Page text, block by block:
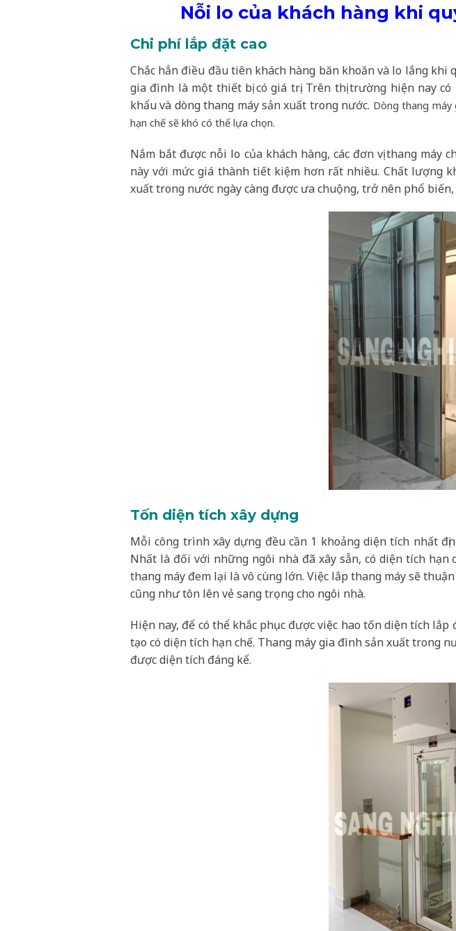
Nỗi lo của khách hàng khi
Chi phí lắp đặt cao
Chắc hẳn điều đầu tiên khách hàng băn khoăn và lo lắng
gia đình là một thiết bị có giá trị. Trên thị trường hiện nay
khẩu và dòng thang máy sản xuất trong nước. Dòng thang máy
hạn chế sẽ khó có thể lựa chọn.
Nắm bắt được nỗi lo của khách hàng, các đơn vị thang máy
này với mức giá thành tiết kiệm hơn rất nhiều. Chất lượng
xuất trong nước ngày càng được ưa chuộng, trở nên phổ
Tốn diện tích xây dựng
Mỗi công trình xây dựng đều cần 1 khoảng diện tích nhất
Nhất là đối với những ngôi nhà đã xây sẵn, có diện tích
thang máy đem lại là vô cùng lớn. Việc lắp thang máy sẽ
cũng như tôn lên vẻ sang trọng cho ngôi nhà.
Hiện nay, để có thể khắc phục được việc hao tốn diện tích
tạo có diện tích hạn chế. Thang máy gia đình sản xuất trong
được diện tích đáng kể.